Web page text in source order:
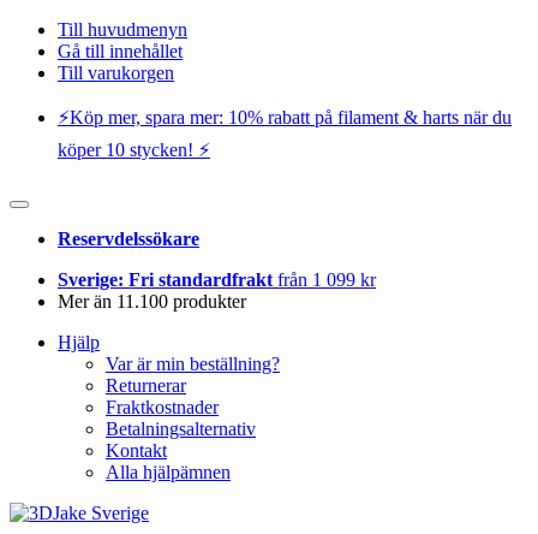
Till huvudmenyn
Gå till innehållet
Till varukorgen
⚡️Köp mer, spara mer: 10% rabatt på filament & harts när du
köper 10 stycken! ⚡️
Reservdelssökare
Sverige: Fri standardfrakt från 1 099 kr
Mer än 11.100 produkter
Hjälp
Var är min beställning?
Returnerar
Fraktkostnader
Betalningsalternativ
Kontakt
Alla hjälpämnen